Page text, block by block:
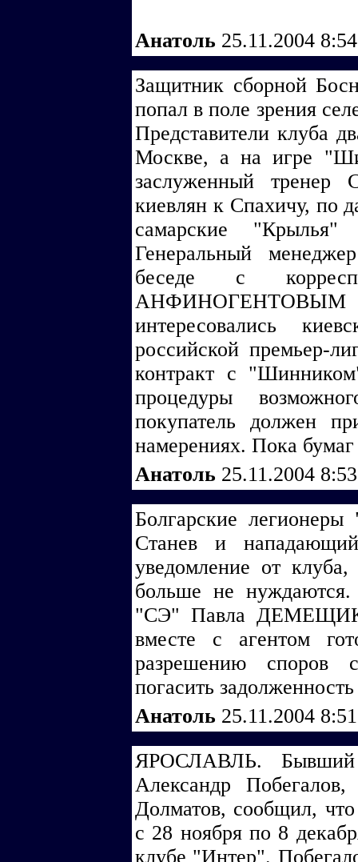
Анатоль 25.11.2004
Защитник сборной
попал в поле зрения
Представители клуба
Москве, а на игре
заслуженный тренер
киевлян к Спахичу, по
самарские
Генеральный
беседе с
АНФИНОГЕНТОВЫМ
интересовались
российской премьер-
контракт с
процедуры
покупатель должен
намерениях. Пока
Анатоль 25.11.2004
Болгарские
Станев и
уведомление от
больше не нуждаются.
"СЭ" Павла
вместе с агентом
разрешению споров
погасить
Анатоль 25.11.2004
ЯРОСЛАВЛЬ. Бывший
Александр
Долматов, сообщил,
с 28 ноября по 8
клубе "Интер".